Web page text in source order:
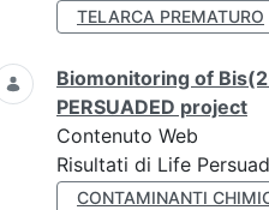
TELARCA PREMATURO
Biomonitoring of
PERSUADED project
Contenuto Web
Risultati di Life
CONTAMINANTI